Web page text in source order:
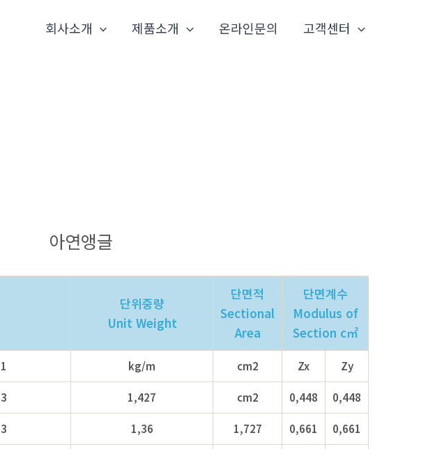
회사소개 제품소개 온라인문의 고객센터
아연앵글
단위중량
Unit Weight
단면적
Sectional
Area
단면계수
Modulus of
Section c㎡
1 kg/m cm2 Zx Zy
3 1,427 cm2 0,448 0,448
3 1,36 1,727 0,661 0,661